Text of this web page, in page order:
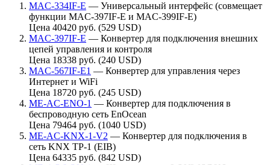
MAC-334IF-E — Универсальный интерфейс (совмещает
функции MAC-397IF-E и MAC-399IF-E)
Цена 40420 руб. (529 USD)
MAC-397IF-E — Конвертер для подключения внешних
цепей управления и контроля
Цена 18338 руб. (240 USD)
MAC-567IF-E1 — Конвертер для управления через
Интернет и WiFi
Цена 18720 руб. (245 USD)
ME-AC-ENO-1 — Конвертер для подключения в
беспроводную сеть EnOcean
Цена 79464 руб. (1040 USD)
ME-AC-KNX-1-V2 — Конвертер для подключения в
сеть KNX TP-1 (EIB)
Цена 64335 руб. (842 USD)